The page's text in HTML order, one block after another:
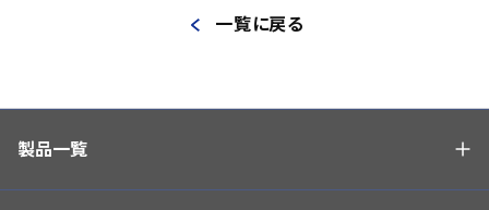
一覧に戻る
製品一覧